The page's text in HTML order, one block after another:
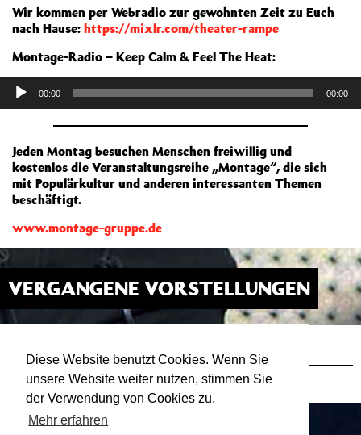
Diese Website benutzt Cookies. Wenn Sie
unsere Website weiter nutzen, stimmen Sie
der Verwendung von Cookies zu.
Mehr erfahren
Wir kommen per Webradio zur gewohnten Zeit zu Euch
nach Hause: https://mixlr.com/theater-rampe
Montage-Radio – Keep Calm & Feel The Heat:
Audio-
Player
00:00 00:00
Jeden Montag besuchen Menschen freiwillig und
kostenlos die Veranstaltungsreihe „Montage“, die sich
mit Populärkultur und anderen interessanten Themen
beschäftigt.
www.montage-gruppe.de
VERGANGENE VORSTELLUNGEN
GESCHICHTE DER MINIMAL MUSIC
ATELIER
Salon mit Andreas Vogel und Michael Piltz